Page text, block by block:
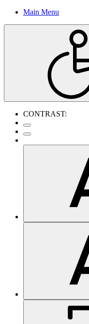
Main Menu
CONTRAST: